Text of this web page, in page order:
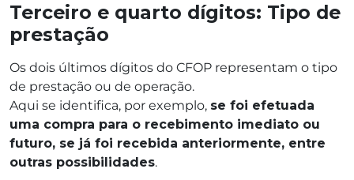
Terceiro e quarto dígitos: Tipo de
prestação
Os dois últimos dígitos do CFOP representam o tipo
de prestação ou de operação.
Aqui se identifica, por exemplo, se foi efetuada
uma compra para o recebimento imediato ou
futuro, se já foi recebida anteriormente, entre
outras possibilidades.